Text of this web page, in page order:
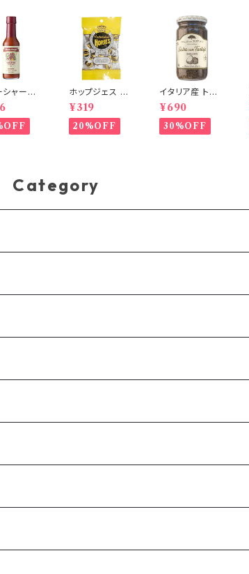
シャープ
ネロソー
中
ホップジェス コ
ーヒーキャンディ
袋入 80ｇ ベ
ルギー産
¥319
20%OFF
イタリア産 トリュ
フソース 180g
COLLE DEL T
ARTUFO｜本
格トリュフパスタ
¥690
30%OFF
Category